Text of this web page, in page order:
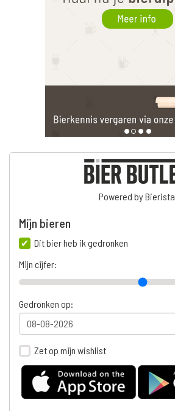
Powered by Bierista
Mijn bieren
Dit bier heb ik gedronken
Mijn cijfer:
Gedronken op:
Zet op mijn wishlist